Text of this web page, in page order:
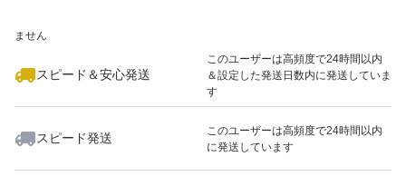
最後まで誠実に対応いたします。安心してお取引くださ
い。
ません
スピード＆安心発送
このユーザーは高頻度で24時間以内
＆設定した発送日数内に発送していま
す
スピード発送
このユーザーは高頻度で24時間以内
に発送しています
いいね！
6,400